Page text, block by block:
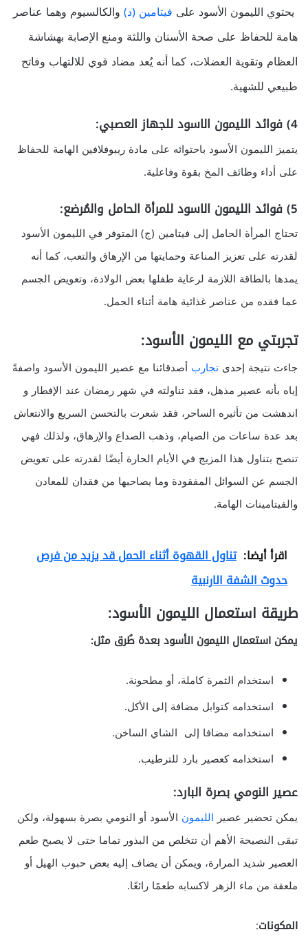
يحتوي الليمون الأسود على فيتامين (د)والكالسيوم وهما عناصر
هامة للحفاظ على صحة الأسنان واللثة ومنع الإصابة بهشاشة
العظام وتقوية العضلات، كما أنه يُعد مضاد قوي للالتهاب وفاتح
طبيعي للشهية.
4) فوائد الليمون الاسود للجهاز العصبي:
يتميز الليمون الأسود باحتوائه على مادة ريبوفلافين الهامة للحفاظ
على أداء وظائف المخ بقوة وفاعلية.
5) فوائد الليمون الاسود للمرأة الحامل والمُرضع:
تحتاج المرأة الحامل إلى فيتامين (ج) المتوفر في الليمون الأسود
لقدرته على تعزيز المناعة وحمايتها من الإرهاق والتعب، كما أنه
يمدها بالطاقة اللازمة لرعاية طفلها بعض الولادة، وتعويض الجسم
عما فقده من عناصر غذائية هامة أثناء الحمل.
تجربتي مع الليمون الأسود:
جاءت نتيجة إحدى تجارب أصدقائنا مع عصير الليمون الأسود واصفةً
إياه بأنه عصير مذهل، فقد تناولته في شهر رمضان عند الإفطار و
اندهشت من تأثيره الساحر، فقد شعرت بالتحسن السريع والانتعاش
بعد عدة ساعات من الصيام، وذهب الصداع والإرهاق، ولذلك فهي
تنصح بتناول هذا المزيج في الأيام الحارة أيضًا لقدرته على تعويض
الجسم عن السوائل المفقودة وما يصاحبها من فقدان للمعادن
والفيتامينات الهامة.
اقرأ أيضا: تناول القهوة أثناء الحمل قد يزيد من فرص
حدوث الشفة الارنبية
طريقة استعمال الليمون الأسود:
يمكن استعمال الليمون الأسود بعدة طُرق مثل:
استخدام الثمرة كاملة، أو مطحونة.
استخدامه كتوابل مضافة إلى الأكل.
استخدامه مضافا إلى الشاي الساخن.
استخدامه كعصير بارد للترطيب.
عصير النومي بصرة البارد:
يمكن تحضير عصيرالليمون الأسود أو النومي بصرة بسهولة، ولكن
تبقى النصيحة الأهم أن تتخلص من البذور تماما حتى لا يصبح طعم
العصير شديد المرارة، ويمكن أن يضاف إليه بعض حبوب الهيل أو
ملعقة من ماء الزهر لاكسابه طعمًا رائعًا.
المكونات: